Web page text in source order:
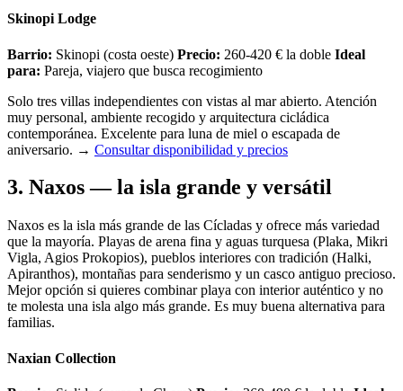
Skinopi Lodge
Barrio: Skinopi (costa oeste) Precio: 260-420 € la doble Ideal
para: Pareja, viajero que busca recogimiento
Solo tres villas independientes con vistas al mar abierto. Atención
muy personal, ambiente recogido y arquitectura cicládica
contemporánea. Excelente para luna de miel o escapada de
aniversario. → Consultar disponibilidad y precios
3. Naxos — la isla grande y versátil
Naxos es la isla más grande de las Cícladas y ofrece más variedad
que la mayoría. Playas de arena fina y aguas turquesa (Plaka, Mikri
Vigla, Agios Prokopios), pueblos interiores con tradición (Halki,
Apiranthos), montañas para senderismo y un casco antiguo precioso.
Mejor opción si quieres combinar playa con interior auténtico y no
te molesta una isla algo más grande. Es muy buena alternativa para
familias.
Naxian Collection